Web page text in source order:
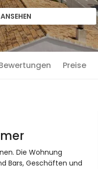
Preise
Die Wohnung
Bars, Geschäften und